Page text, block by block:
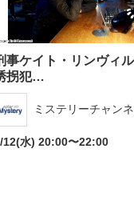
・ホビー
事ケイト・リンヴィ
拐犯…
ミステリーチャン
12(水) 20:00〜22:00